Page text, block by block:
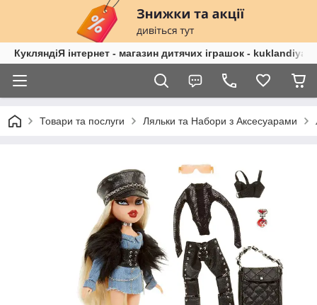
КукляндіЯ інтернет - магазин дитячих іграшок -
Товари та послуги Ляльки та Набори з Аксесуарами